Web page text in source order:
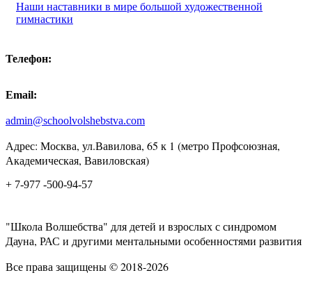
Наши наставники в мире большой художественной
гимнастики
Телефон:
Email:
admin@schoolvolshebstva.com
Адрес: Москва, ул.Вавилова, 65 к 1 (метро Профсоюзная,
Академическая, Вавиловская)
+ 7-977 -500-94-57
"Школа Волшебства" для детей и взрослых с синдромом
Дауна, РАС и другими ментальными особенностями развития
Все права защищены © 2018-2026